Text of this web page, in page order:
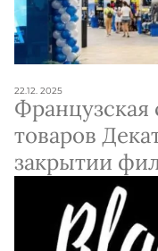
22.12. 2025
Французская
товаров
закрытии